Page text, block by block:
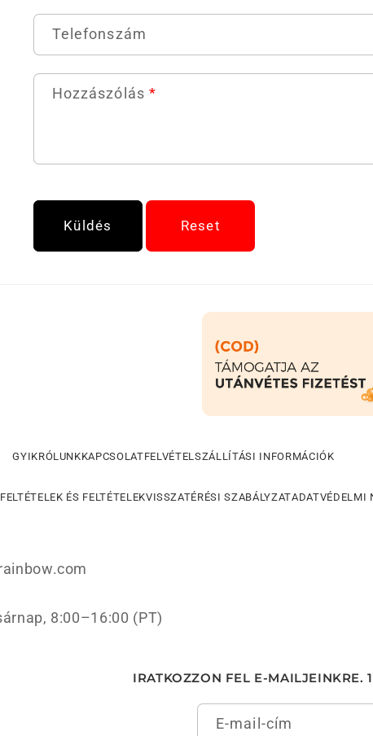
Telefonszám
Hozzászólás *
Küldés
GYIKRÓLUNKKAPCSOLATFELVÉTELSZÁLLÍTÁSI INFORMÁCIÓK
FELTÉTELEK ÉS FELTÉTELEKVISSZATÉRÉSI SZABÁLYZATADATVÉDELMI
8:00–16:00 (PT)
IRATKOZZON FEL E-MAILJEINKRE.
E-mail-cím